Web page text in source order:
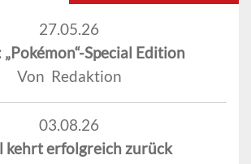
27.05.26
„Pokémon“-Special Edition
Von Redaktion
03.08.26
kehrt erfolgreich zurück